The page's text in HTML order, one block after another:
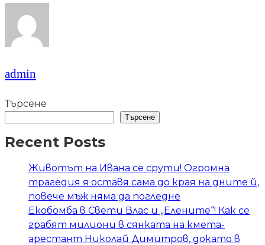
admin
Търсене
Търсене
Recent Posts
Животът на Ивана се срути! Огромна
трагедия я оставя сама до края на дните й,
повече мъж няма да погледне
Екобомба в Свети Влас и „Елените“! Как се
грабят милиони в сянката на кмета-
арестант Николай Димитров, докато в